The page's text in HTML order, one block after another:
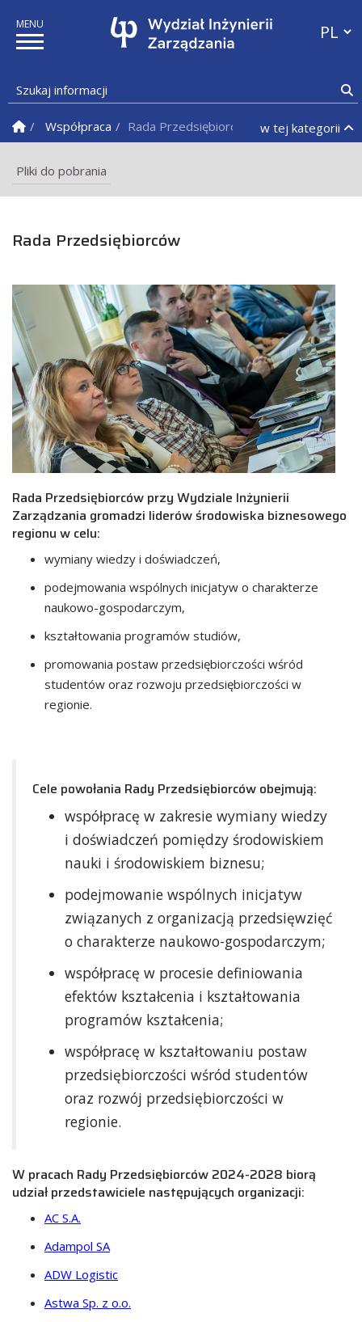
Szukaj informacji
Strona Główna
Współpraca Rada Przedsiębiorców w tej kategorii
Pliki do pobrania
Rada Przedsiębiorców
Rada Przedsiębiorców przy Wydziale Inżynierii
Zarządzania gromadzi liderów środowiska biznesowego
regionu w celu:
wymiany wiedzy i doświadczeń,
podejmowania wspólnych inicjatyw o charakterze
naukowo-gospodarczym,
kształtowania programów studiów,
promowania postaw przedsiębiorczości wśród
studentów oraz rozwoju przedsiębiorczości w
regionie.
Cele powołania Rady Przedsiębiorców obejmują:
współpracę w zakresie wymiany wiedzy
i doświadczeń pomiędzy środowiskiem
nauki i środowiskiem biznesu;
podejmowanie wspólnych inicjatyw
związanych z organizacją przedsięwzięć
o charakterze naukowo-gospodarczym;
współpracę w procesie definiowania
efektów kształcenia i kształtowania
programów kształcenia;
współpracę w kształtowaniu postaw
przedsiębiorczości wśród studentów
oraz rozwój przedsiębiorczości w
regionie.
W pracach Rady Przedsiębiorców 2024-2028 biorą
udział przedstawiciele następujących organizacji:
AC S.A.
Adampol SA
ADW Logistic
Astwa Sp. z o.o.